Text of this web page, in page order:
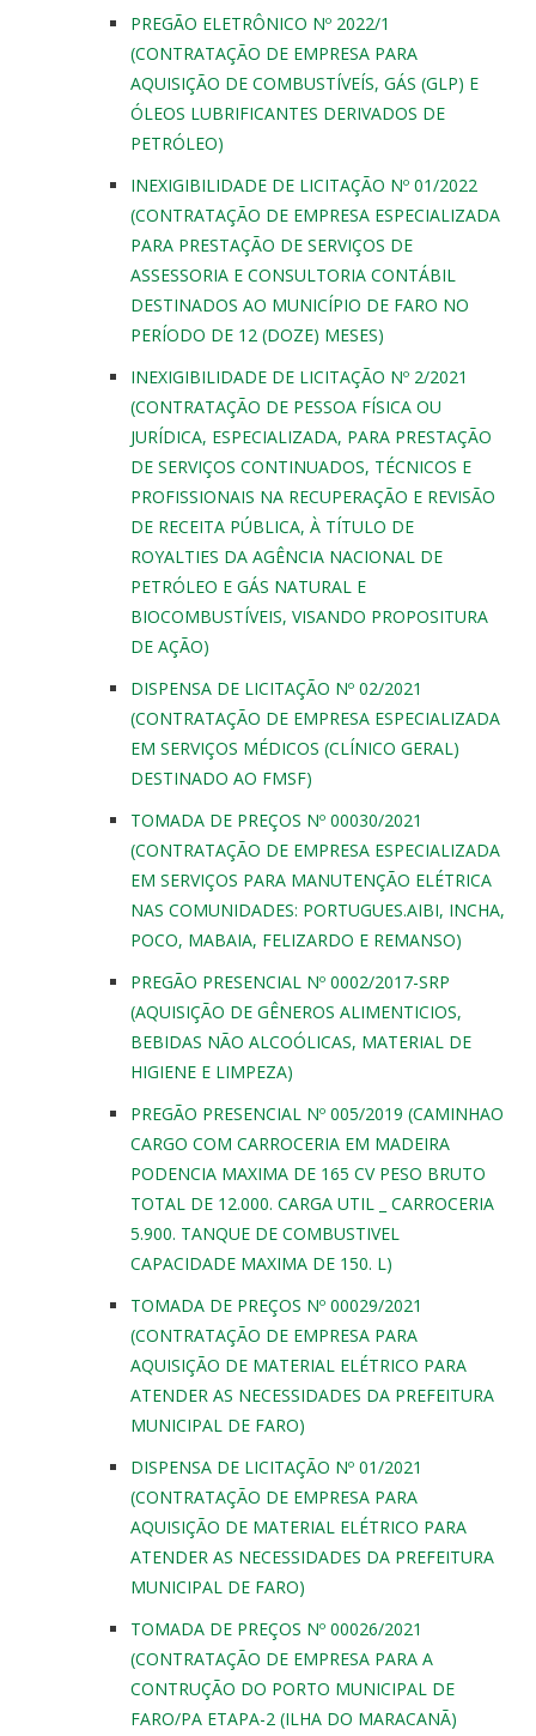
PREGÃO ELETRÔNICO Nº 2022/1
(CONTRATAÇÃO DE EMPRESA PARA
AQUISIÇÃO DE COMBUSTÍVEÍS, GÁS (GLP) E
ÓLEOS LUBRIFICANTES DERIVADOS DE
PETRÓLEO)
INEXIGIBILIDADE DE LICITAÇÃO Nº 01/2022
(CONTRATAÇÃO DE EMPRESA ESPECIALIZADA
PARA PRESTAÇÃO DE SERVIÇOS DE
ASSESSORIA E CONSULTORIA CONTÁBIL
DESTINADOS AO MUNICÍPIO DE FARO NO
PERÍODO DE 12 (DOZE) MESES)
INEXIGIBILIDADE DE LICITAÇÃO Nº 2/2021
(CONTRATAÇÃO DE PESSOA FÍSICA OU
JURÍDICA, ESPECIALIZADA, PARA PRESTAÇÃO
DE SERVIÇOS CONTINUADOS, TÉCNICOS E
PROFISSIONAIS NA RECUPERAÇÃO E REVISÃO
DE RECEITA PÚBLICA, À TÍTULO DE
ROYALTIES DA AGÊNCIA NACIONAL DE
PETRÓLEO E GÁS NATURAL E
BIOCOMBUSTÍVEIS, VISANDO PROPOSITURA
DE AÇÃO)
DISPENSA DE LICITAÇÃO Nº 02/2021
(CONTRATAÇÃO DE EMPRESA ESPECIALIZADA
EM SERVIÇOS MÉDICOS (CLÍNICO GERAL)
DESTINADO AO FMSF)
TOMADA DE PREÇOS Nº 00030/2021
(CONTRATAÇÃO DE EMPRESA ESPECIALIZADA
EM SERVIÇOS PARA MANUTENÇÃO ELÉTRICA
NAS COMUNIDADES: PORTUGUES.AIBI, INCHA,
POCO, MABAIA, FELIZARDO E REMANSO)
PREGÃO PRESENCIAL Nº 0002/2017-SRP
(AQUISIÇÃO DE GÊNEROS ALIMENTICIOS,
BEBIDAS NÃO ALCOÓLICAS, MATERIAL DE
HIGIENE E LIMPEZA)
PREGÃO PRESENCIAL Nº 005/2019 (CAMINHAO
CARGO COM CARROCERIA EM MADEIRA
PODENCIA MAXIMA DE 165 CV PESO BRUTO
TOTAL DE 12.000. CARGA UTIL _ CARROCERIA
5.900. TANQUE DE COMBUSTIVEL
CAPACIDADE MAXIMA DE 150. L)
TOMADA DE PREÇOS Nº 00029/2021
(CONTRATAÇÃO DE EMPRESA PARA
AQUISIÇÃO DE MATERIAL ELÉTRICO PARA
ATENDER AS NECESSIDADES DA PREFEITURA
MUNICIPAL DE FARO)
DISPENSA DE LICITAÇÃO Nº 01/2021
(CONTRATAÇÃO DE EMPRESA PARA
AQUISIÇÃO DE MATERIAL ELÉTRICO PARA
ATENDER AS NECESSIDADES DA PREFEITURA
MUNICIPAL DE FARO)
TOMADA DE PREÇOS Nº 00026/2021
(CONTRATAÇÃO DE EMPRESA PARA A
CONTRUÇÃO DO PORTO MUNICIPAL DE
FARO/PA ETAPA-2 (ILHA DO MARACANÃ)